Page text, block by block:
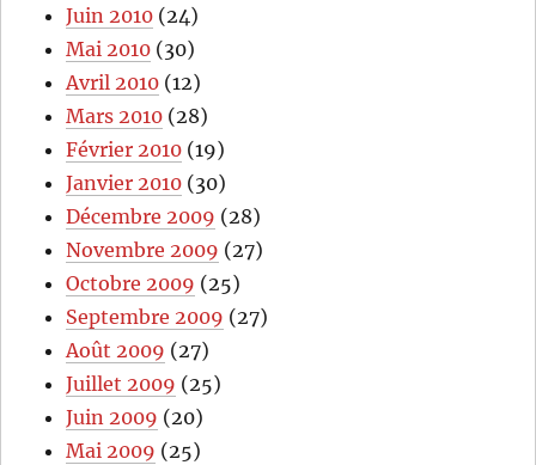
Juin 2010 (24)
Mai 2010 (30)
Avril 2010 (12)
Mars 2010 (28)
Février 2010 (19)
Janvier 2010 (30)
Décembre 2009 (28)
Novembre 2009 (27)
Octobre 2009 (25)
Septembre 2009 (27)
Août 2009 (27)
Juillet 2009 (25)
Juin 2009 (20)
Mai 2009 (25)